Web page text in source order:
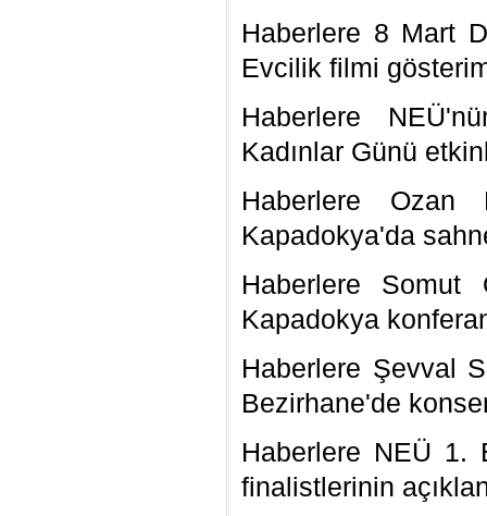
Haberlere 8 Mart
Evcilik filmi
Haberlere
Kadınlar Günü
Haberlere
Kapadokya'da
Haberlere
Kapadokya
Haberlere Şevval
Bezirhane'de
Haberlere NEÜ 1.
finalistlerinin